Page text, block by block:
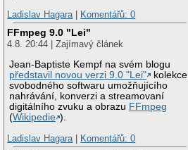
Ladislav Hagara
Komentářů: 0
FFmpeg 9.0 "Lei"
4.8. 20:44 | Zajímavý článek
Jean-Baptiste Kempf na svém blogu
představil novou verzi 9.0 "Lei"
kolekce
svobodného softwaru umožňujícího
nahrávání, konverzi a streamovaní
digitálního zvuku a obrazu FFmpeg
(Wikipedie ).
Ladislav Hagara | Komentářů: 0